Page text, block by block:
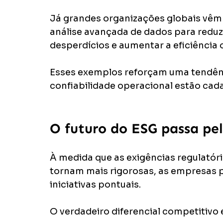
Já grandes organizações globais
análise avançada de dados para
desperdícios e aumentar a eficiência
Esses exemplos reforçam uma
confiabilidade operacional estão
O futuro do ESG passa
À medida que as exigências
tornam mais rigorosas, as empresas
iniciativas pontuais.
O verdadeiro diferencial